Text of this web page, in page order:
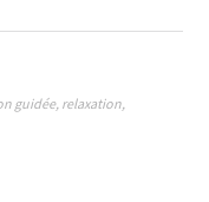
guidée, relaxation,